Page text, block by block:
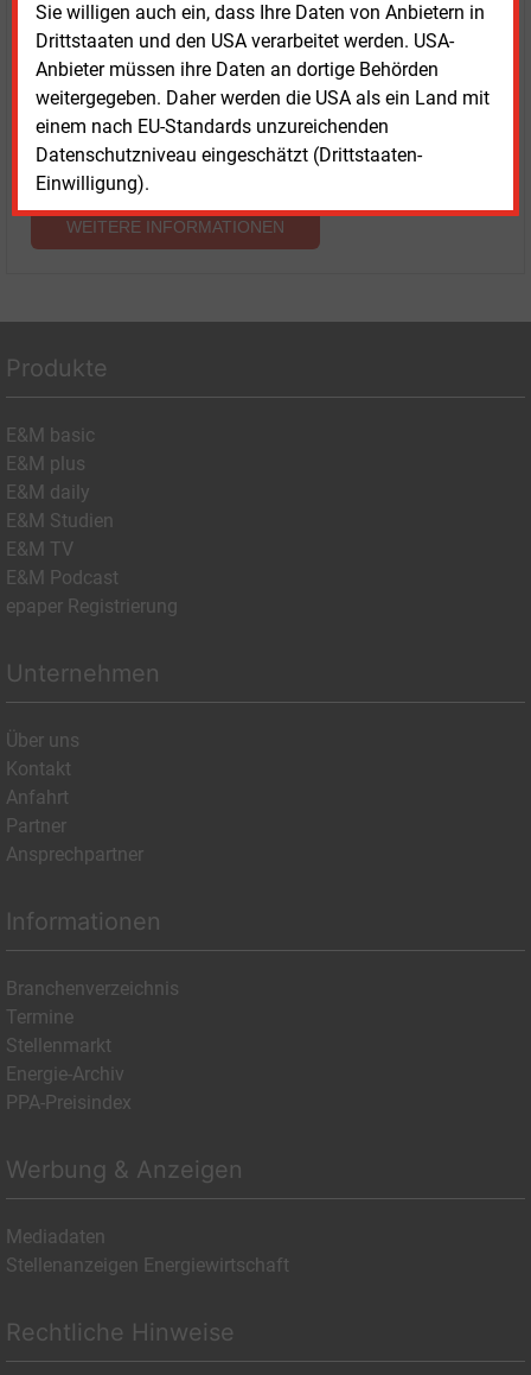
Sie willigen auch ein, dass Ihre Daten von Anbietern in
Drittstaaten und den USA verarbeitet werden. USA-
Anbieter müssen ihre Daten an dortige Behörden
weitergegeben. Daher werden die USA als ein Land mit
einem nach EU-Standards unzureichenden
Datenschutzniveau eingeschätzt (Drittstaaten-
Einwilligung).
Sprechen Sie uns an, wenn Sie Fragen zur Nutzung von
E&M-Inhalten oder den verschiedenen Abonnement-
Paketen haben.
Das E&M-Vertriebsteam freut sich unter Tel. 08152 / 93
11-77 oder untervertrieb@energie-und-management.de
über Ihre Anfrage.
WEITERE INFORMATIONEN
Produkte
E&M basic
E&M plus
E&M daily
E&M Studien
E&M TV
E&M Podcast
epaper Registrierung
Unternehmen
Über uns
Kontakt
Anfahrt
Partner
Ansprechpartner
Informationen
Branchenverzeichnis
Termine
Stellenmarkt
Energie-Archiv
PPA-Preisindex
Werbung & Anzeigen
Mediadaten
Stellenanzeigen Energiewirtschaft
Rechtliche Hinweise